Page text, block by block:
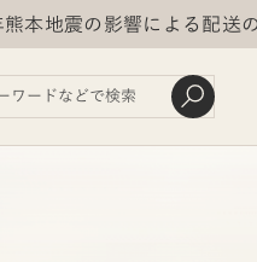
熊本地震の影響による配送